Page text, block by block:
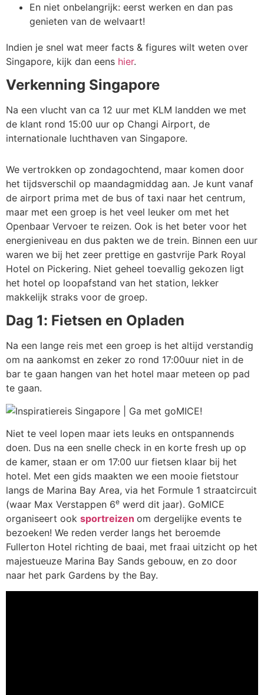
En niet onbelangrijk: eerst werken en dan pas
genieten van de welvaart!
Indien je snel wat meer facts & figures wilt weten over
Singapore, kijk dan eens hier.
Verkenning Singapore
Na een vlucht van ca 12 uur met KLM landden we met
de klant rond 15:00 uur op Changi Airport, de
internationale luchthaven van Singapore.
We vertrokken op zondagochtend, maar komen door
het tijdsverschil op maandagmiddag aan. Je kunt vanaf
de airport prima met de bus of taxi naar het centrum,
maar met een groep is het veel leuker om met het
Openbaar Vervoer te reizen. Ook is het beter voor het
energieniveau en dus pakten we de trein. Binnen een uur
waren we bij het zeer prettige en gastvrije Park Royal
Hotel on Pickering. Niet geheel toevallig gekozen ligt
het hotel op loopafstand van het station, lekker
makkelijk straks voor de groep.
Dag 1: Fietsen en Opladen
Na een lange reis met een groep is het altijd verstandig
om na aankomst en zeker zo rond 17:00uur niet in de
bar te gaan hangen van het hotel maar meteen op pad
te gaan.
Niet te veel lopen maar iets leuks en ontspannends
doen. Dus na een snelle check in en korte fresh up op
de kamer, staan er om 17:00 uur fietsen klaar bij het
hotel. Met een gids maakten we een mooie fietstour
langs de Marina Bay Area, via het Formule 1 straatcircuit
(waar Max Verstappen 6e werd dit jaar). GoMICE
organiseert ook sportreizen om dergelijke events te
bezoeken! We reden verder langs het beroemde
Fullerton Hotel richting de baai, met fraai uitzicht op het
majestueuze Marina Bay Sands gebouw, en zo door
naar het park Gardens by the Bay.